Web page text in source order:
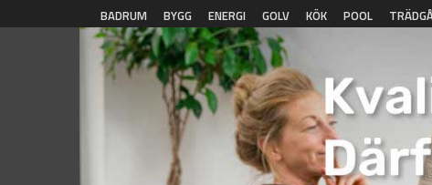
Hoppa till huvudinnehåll
BADRUM BYGG ENERGI GOLV KÖK POOL